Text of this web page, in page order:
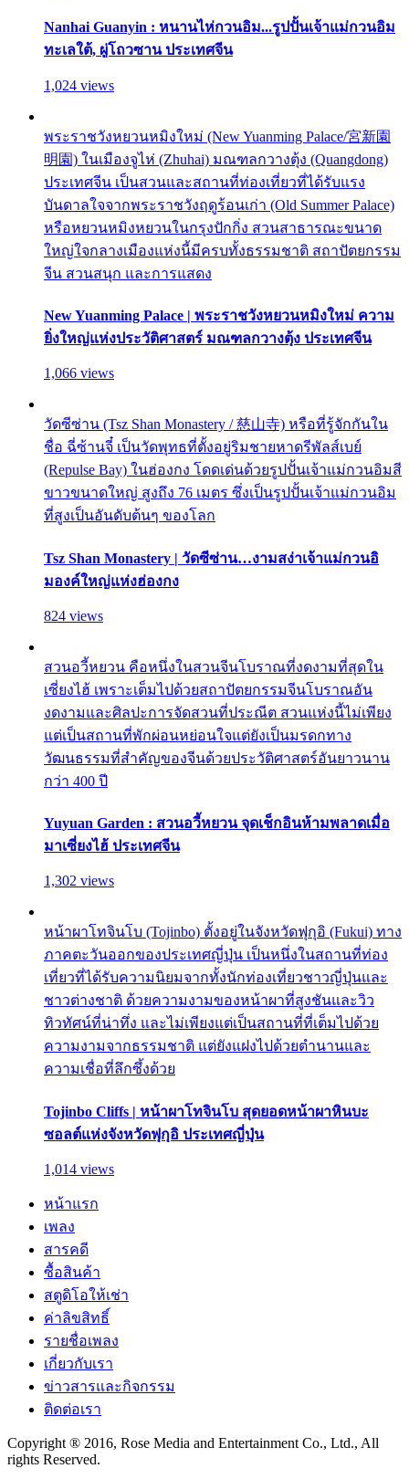
Nanhai Guanyin : หนานไห่กวนอิม...รูปปั้นเจ้าแม่กวนอิม
ทะเลใต้, ผู่โถวซาน ประเทศจีน
1,024 views
พระราชวังหยวนหมิงใหม่ (New Yuanming Palace/宮新園
明園) ในเมืองจูไห่ (Zhuhai) มณฑลกวางตุ้ง (Quangdong)
ประเทศจีน เป็นสวนและสถานที่ท่องเที่ยวที่ได้รับแรง
บันดาลใจจากพระราชวังฤดูร้อนเก่า (Old Summer Palace)
หรือหยวนหมิงหยวนในกรุงปักกิ่ง สวนสาธารณะขนาด
ใหญ่ใจกลางเมืองแห่งนี้มีครบทั้งธรรมชาติ สถาปัตยกรรม
จีน สวนสนุก และการแสดง
New Yuanming Palace | พระราชวังหยวนหมิงใหม่ ความ
ยิ่งใหญ่แห่งประวัติศาสตร์ มณฑลกวางตุ้ง ประเทศจีน
1,066 views
วัดซีซ่าน (Tsz Shan Monastery / 慈山寺) หรือที่รู้จักกันใน
ชื่อ ฉี่ซ้านจี๋ เป็นวัดพุทธที่ตั้งอยู่ริมชายหาดรีพัลส์เบย์
(Repulse Bay) ในฮ่องกง โดดเด่นด้วยรูปปั้นเจ้าแม่กวนอิมสี
ขาวขนาดใหญ่ สูงถึง 76 เมตร ซึ่งเป็นรูปปั้นเจ้าแม่กวนอิม
ที่สูงเป็นอันดับต้นๆ ของโลก
Tsz Shan Monastery | วัดซีซ่าน…งามสง่าเจ้าแม่กวนอิ
มองค์ใหญ่แห่งฮ่องกง
824 views
สวนอวี้หยวน คือหนึ่งในสวนจีนโบราณที่งดงามที่สุดใน
เซี่ยงไฮ้ เพราะเต็มไปด้วยสถาปัตยกรรมจีนโบราณอัน
งดงามและศิลปะการจัดสวนที่ประณีต สวนแห่งนี้ไม่เพียง
แต่เป็นสถานที่พักผ่อนหย่อนใจแต่ยังเป็นมรดกทาง
วัฒนธรรมที่สำคัญของจีนด้วยประวัติศาสตร์อันยาวนาน
กว่า 400 ปี
Yuyuan Garden : สวนอวี้หยวน จุดเช็กอินห้ามพลาดเมื่อ
มาเซี่ยงไฮ้ ประเทศจีน
1,302 views
หน้าผาโทจินโบ (Tojinbo) ตั้งอยู่ในจังหวัดฟุกุอิ (Fukui) ทาง
ภาคตะวันออกของประเทศญี่ปุ่น เป็นหนึ่งในสถานที่ท่อง
เที่ยวที่ได้รับความนิยมจากทั้งนักท่องเที่ยวชาวญี่ปุ่นและ
ชาวต่างชาติ ด้วยความงามของหน้าผาที่สูงชันและวิว
ทิวทัศน์ที่น่าทึ่ง และไม่เพียงแต่เป็นสถานที่ที่เต็มไปด้วย
ความงามจากธรรมชาติ แต่ยังแฝงไปด้วยตำนานและ
ความเชื่อที่ลึกซึ้งด้วย
Tojinbo Cliffs | หน้าผาโทจินโบ สุดยอดหน้าผาหินบะ
ซอลต์แห่งจังหวัดฟุกุอิ ประเทศญี่ปุ่น
1,014 views
หน้าแรก
เพลง
สารคดี
ซื้อสินค้า
สตูดิโอให้เช่า
ค่าลิขสิทธิ์
รายชื่อเพลง
เกี่ยวกับเรา
ข่าวสารและกิจกรรม
ติดต่อเรา
Copyright ® 2016, Rose Media and Entertainment Co., Ltd., All
rights Reserved.